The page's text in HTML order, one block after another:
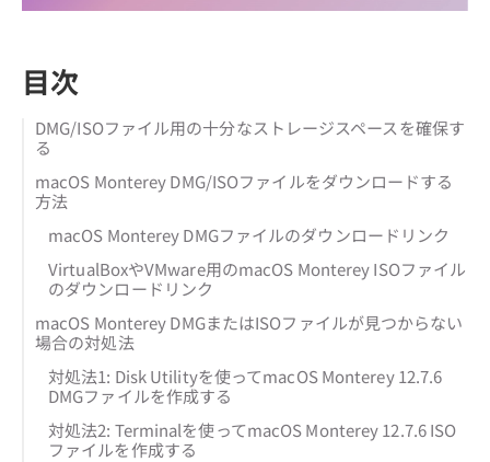
目次
DMG/ISOファイル用の十分なストレージスペースを確保す
る
macOS Monterey DMG/ISOファイルをダウンロードする
方法
macOS Monterey DMGファイルのダウンロードリンク
VirtualBoxやVMware用のmacOS Monterey ISOファイル
のダウンロードリンク
macOS Monterey DMGまたはISOファイルが見つからない
場合の対処法
対処法1: Disk Utilityを使ってmacOS Monterey 12.7.6
DMGファイルを作成する
対処法2: Terminalを使ってmacOS Monterey 12.7.6 ISO
ファイルを作成する